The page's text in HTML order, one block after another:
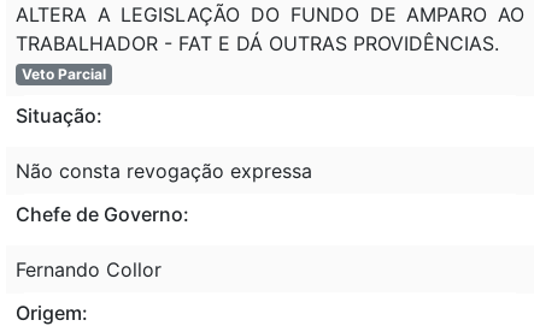
ALTERA A LEGISLAÇÃO DO FUNDO DE AMPARO AO
TRABALHADOR - FAT E DÁ OUTRAS PROVIDÊNCIAS.
Veto Parcial
Situação:
Não consta revogação expressa
Chefe de Governo:
Fernando Collor
Origem: